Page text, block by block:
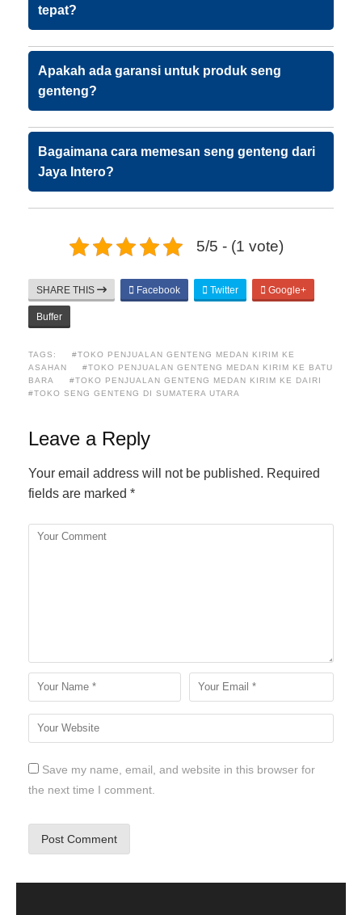
tepat?
Apakah ada garansi untuk produk seng
genteng?
Bagaimana cara memesan seng genteng dari
Jaya Intero?
5/5 - (1 vote)
SHARE THIS Facebook Twitter Google+
Buffer
TAGS:
#TOKO PENJUALAN GENTENG MEDAN KIRIM KE
ASAHAN
#TOKO PENJUALAN GENTENG MEDAN KIRIM KE BATU
BARA
#TOKO PENJUALAN GENTENG MEDAN KIRIM KE DAIRI
#TOKO SENG GENTENG DI SUMATERA UTARA
Leave a Reply
Your email address will not be published. Required
fields are marked *
Save my name, email, and website in this browser for
the next time I comment.